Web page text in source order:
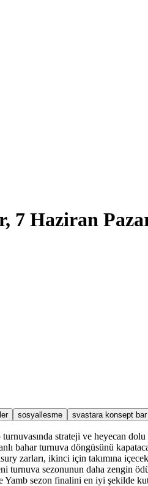
7 Haziran
sosyallesme svastara konsept bar
strateji ve heyecan
bahar turnuva döngüsünü
zarları, ikinci için takımına
turnuva sezonunun daha zengin
Yamb sezon finalini en iyi şekilde